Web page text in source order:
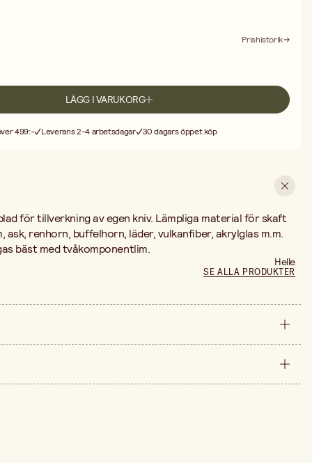
Prishistorik
LÄGG I VARUKORG
499:- Leverans 2-4 arbetsdagar 30 dagars öppet köp
för tillverkning av egen kniv. Lämpliga material för skaft
ask, renhorn, buffelhorn, läder, vulkanfiber, akrylglas m.m.
bäst med tvåkomponentlim.
Helle
SE ALLA PRODUKTER
styck